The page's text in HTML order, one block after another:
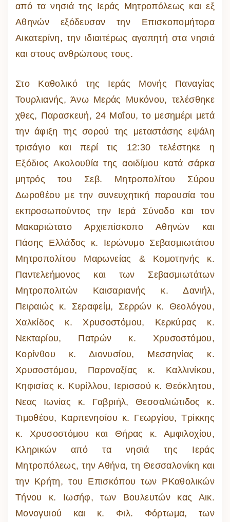
από τα νησιά της Ιεράς Μητροπόλεως και εξ
Αθηνών εξόδευσαν την Επισκοπομήτορα
Αικατερίνη, την ιδιαιτέρως αγαπητή στα νησιά
και στους ανθρώπους τους.
Στο Καθολικό της Ιεράς Μονής Παναγίας
Τουρλιανής, Άνω Μεράς Μυκόνου, τελέσθηκε
χθες, Παρασκευή, 24 Μαΐου, το μεσημέρι μετά
την άφιξη της σορού της μεταστάσης εψάλη
τρισάγιο και περί τις 12:30 τελέστηκε η
Εξόδιος Ακολουθία της αοιδίμου κατά σάρκα
μητρός του Σεβ. Μητροπολίτου Σύρου
Δωροθέου με την συνευχητική παρουσία του
εκπροσωπούντος την Ιερά Σύνοδο και τον
Μακαριώτατο Αρχιεπίσκοπο Αθηνών και
Πάσης Ελλάδος κ. Ιερώνυμο Σεβασμιωτάτου
Μητροπολίτου Μαρωνείας & Κομοτηνής κ.
Παντελεήμονος και των Σεβασμιωτάτων
Μητροπολιτών Καισαριανής κ. Δανιήλ,
Πειραιώς κ. Σεραφείμ, Σερρών κ. Θεολόγου,
Χαλκίδος κ. Χρυσοστόμου, Κερκύρας κ.
Νεκταρίου, Πατρών κ. Χρυσοστόμου,
Κορίνθου κ. Διονυσίου, Μεσσηνίας κ.
Χρυσοστόμου, Παροναξίας κ. Καλλινίκου,
Κηφισίας κ. Κυρίλλου, Ιερισσού κ. Θεόκλητου,
Νεας Ιωνίας κ. Γαβριήλ, Θεσσαλιώτιδος κ.
Τιμοθέου, Καρπενησίου κ. Γεωργίου, Τρίκκης
κ. Χρυσοστόμου και Θήρας κ. Αμφιλοχίου,
Κληρικών από τα νησιά της Ιεράς
Μητροπόλεως, την Αθήνα, τη Θεσσαλονίκη και
την Κρήτη, του Επισκόπου των ΡΚαθολικών
Τήνου κ. Ιωσήφ, των Βουλευτών κας Αικ.
Μονογυιού και κ. Φιλ. Φόρτωμα, των